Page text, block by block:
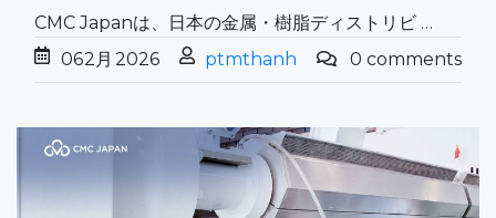
CMC Japanは、日本の金属・樹脂ディストリビ …
062月 2026 ptmthanh 0 comments